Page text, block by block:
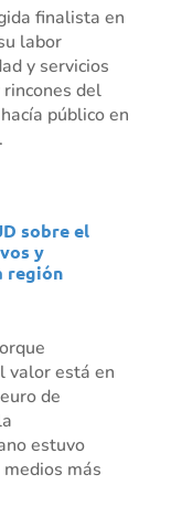
finalista en
labor
y servicios
del
público en
sobre el
y
región
valor está en
de
estuvo
más